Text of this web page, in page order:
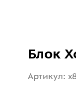
Блок
Артикул: